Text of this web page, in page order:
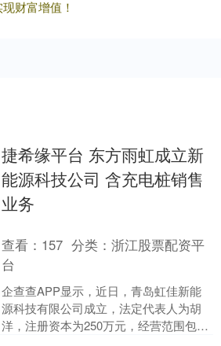
财富增值！
捷希缘平台 东方雨虹成立新
能源科技公司 含充电桩销售
业务
查看： 157 分类：浙江股票配资平
台
企查查APP显示，近日，青岛虹佳新能
源科技有限公司成立，法定代表人为胡
洋，注册资本为250万元，经营范围包